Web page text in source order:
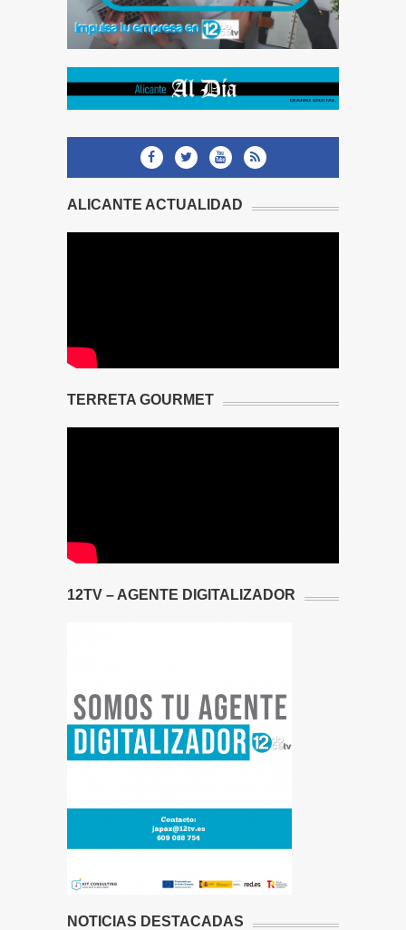
ALICANTE ACTUALIDAD
TERRETA GOURMET
12TV – AGENTE DIGITALIZADOR
NOTICIAS DESTACADAS